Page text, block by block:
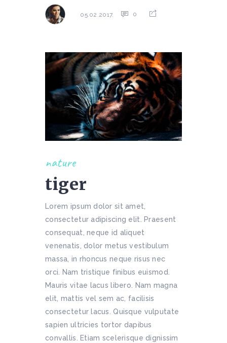
05.02.2017. 0
nature
tiger
Lorem ipsum dolor sit amet,
consectetur adipiscing elit. Praesent
consequat, neque id aliquet
venenatis, dolor metus vestibulum
massa, in rhoncus neque risus nec
orci. Nam tristique finibus euismod.
Mauris vitae lacus libero. Nam magna
elit, mattis vel sem ac, facilisis
consectetur lacus. Quisque vulputate
sapien ultricies tortor dapibus
convallis. Etiam scelerisque dignissim